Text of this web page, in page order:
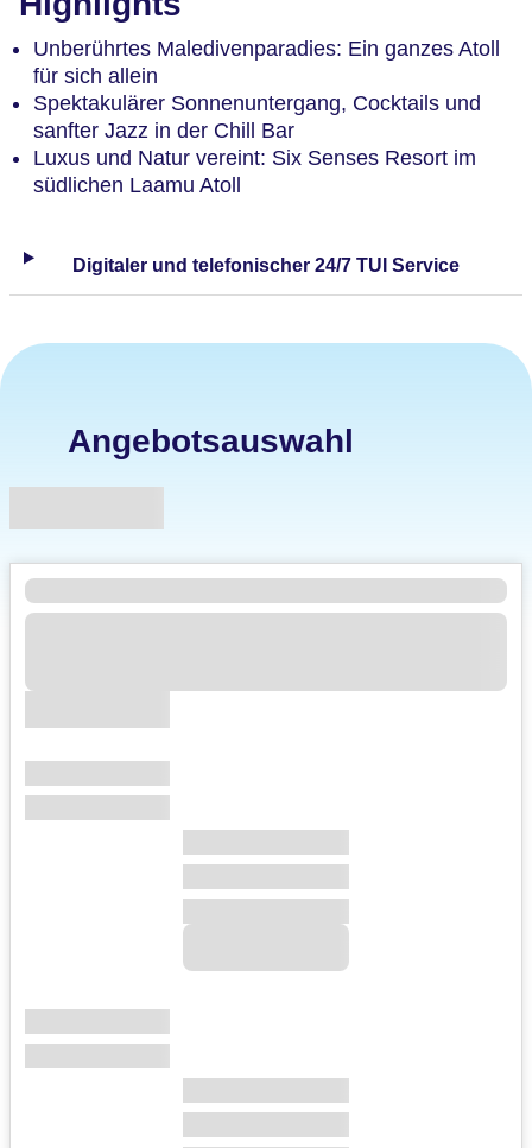
Unberührtes Maledivenparadies: Ein ganzes Atoll
für sich allein
Spektakulärer Sonnenuntergang, Cocktails und
sanfter Jazz in der Chill Bar
Luxus und Natur vereint: Six Senses Resort im
südlichen Laamu Atoll
Digitaler und telefonischer 24/7 TUI Service
Angebotsauswahl